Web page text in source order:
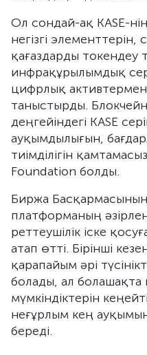
Ол сондай-ақ KASE-
негізгі элементтерін,
қағаздарды токендеу
инфрақұрылымдық
цифрлық
таныстырды.
деңгейіндегі KASE
ауқымдылығын,
тиімділігін
Foundation болды.
Биржа
платформаның
реттеушілік іске
атап өтті. Бірінші
қарапайым әрі
болады, ал
мүмкіндіктерін
неғұрлым кең
береді.